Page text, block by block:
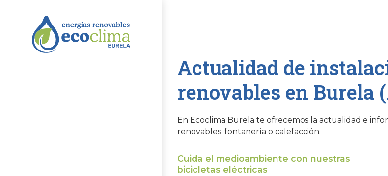
Actualidad de
renovables en Burela
En Ecoclima Burela te ofrecemos la actualidad e
renovables, fontanería o calefacción.
Cuida el medioambiente con nuestras
bicicletas eléctricas